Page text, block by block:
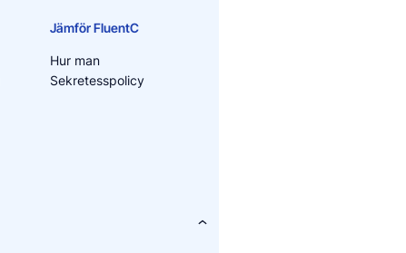
Jämför FluentC
Hur man
Sekretesspolicy